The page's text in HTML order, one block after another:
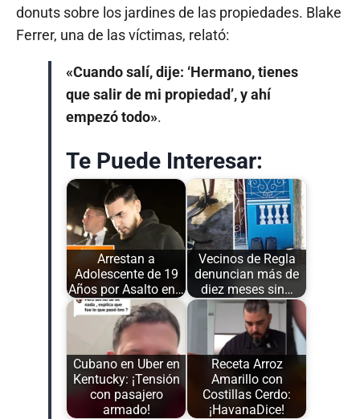
donuts sobre los jardines de las propiedades. Blake
Ferrer, una de las víctimas, relató:
«Cuando salí, dije: ‘Hermano, tienes
que salir de mi propiedad’, y ahí
empezó todo».
Te Puede Interesar:
Arrestan a
Adolescente de 19
Años por Asalto en…
Vecinos de Regla
denuncian más de
diez meses sin…
Cubano en Uber en
Kentucky: ¡Tensión
con pasajero
armado!
Receta Arroz
Amarillo con
Costillas Cerdo:
¡HavanaDice!